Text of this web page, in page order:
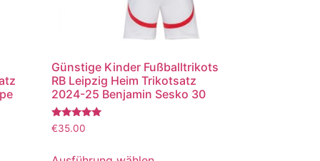
Günstige Kinder Fußballtrikots
RB Leipzig Heim Trikotsatz
2024-25 Benjamin Sesko 30
Bewertet
mit
von 5
€35.00